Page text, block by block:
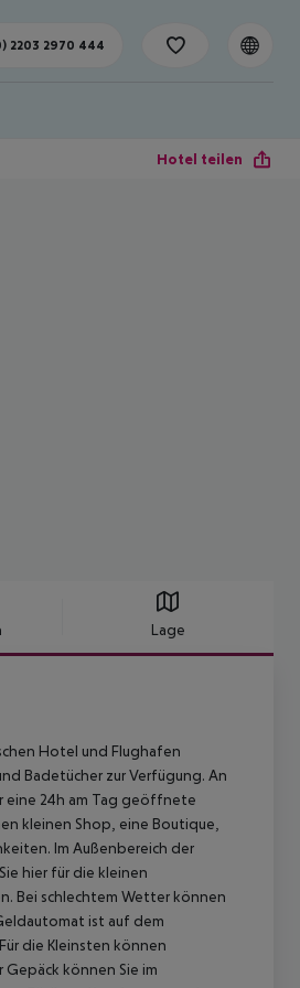
2203 2970 444
Hotel teilen
Lage
Hotel und Flughafen
Badetücher zur Verfügung. An
eine 24h am Tag geöffnete
kleinen Shop, eine Boutique,
Im Außenbereich der
hier für die kleinen
Bei schlechtem Wetter können
ist auf dem
die Kleinsten können
können Sie im